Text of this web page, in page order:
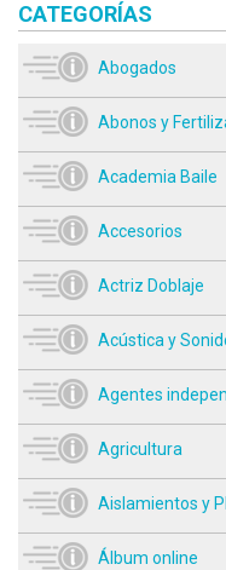
CATEGORÍAS
Abogados
Abonos y
Academia Baile
Accesorios
Actriz Doblaje
Acústica y
Agentes
Agricultura
Aislamientos y
Álbum online